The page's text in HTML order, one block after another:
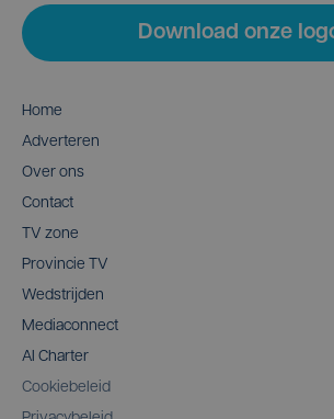
Download onze
Home
Adverteren
Over ons
Contact
TV zone
Provincie TV
Wedstrijden
Mediaconnect
AI Charter
Cookiebeleid